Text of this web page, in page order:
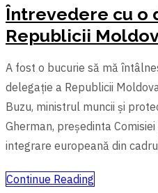
Întrevedere cu o
Republicii
A fost o bucurie să mă
delegație a Republicii
Buzu, ministrul muncii și
Gherman, președinta
integrare europeană din
Continue Reading